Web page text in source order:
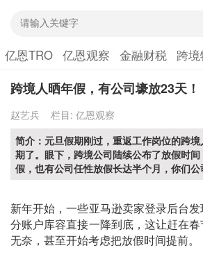
亿恩TRO 亿恩观察 金融财税 跨
跨境人晒年假，有公司壕放23天！
赵艺兵 栏目: 亿恩观察
简介：元旦假期刚过，重返工作岗位的跨
期了。眼下，跨境公司陆续公布了放假时
假，也有公司任性放假长达半个月，你们公
新年开始，一些亚马逊卖家登录后台
分账户库容直接一降到底，这让赶在
无奈，甚至开始考虑把放假时间提前。